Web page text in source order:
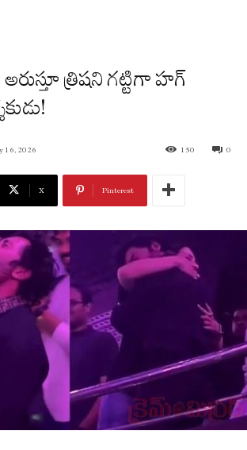
త్రిషని గట్టిగా హగ్
16, 2026 0
150
X Pinterest